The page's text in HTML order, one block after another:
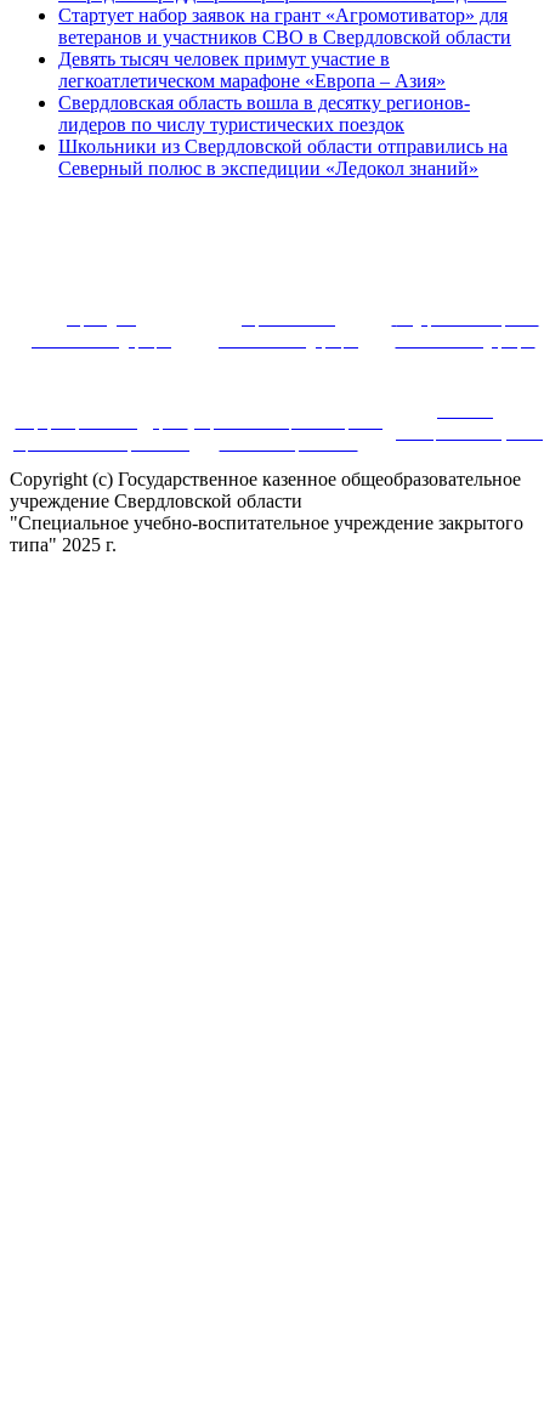
Стартует набор заявок на грант «Агромотиватор» для
ветеранов и участников СВО в Свердловской области
Девять тысяч человек примут участие в
легкоатлетическом марафоне «Европа – Азия»
Свердловская область вошла в десятку регионов-
лидеров по числу туристических поездок
Школьники из Свердловской области отправились на
Северный полюс в экспедиции «Ледокол знаний»
Copyright (c) Государственное казенное общеобразовательное
учреждение Свердловской области
"Специальное учебно-воспитательное учреждение закрытого
типа" 2025 г.